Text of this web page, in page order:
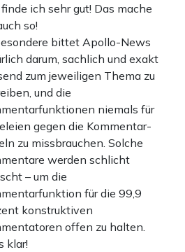
ich sehr gut! Das mache
so!
bittet Apollo-News
darum, sachlich und exakt
zum jeweiligen Thema zu
und die
niemals für
gegen die Kommentar-
zu missbrauchen. Solche
werden schlicht
– um die
für die 99,9
konstruktiven
offen zu halten.
klar!